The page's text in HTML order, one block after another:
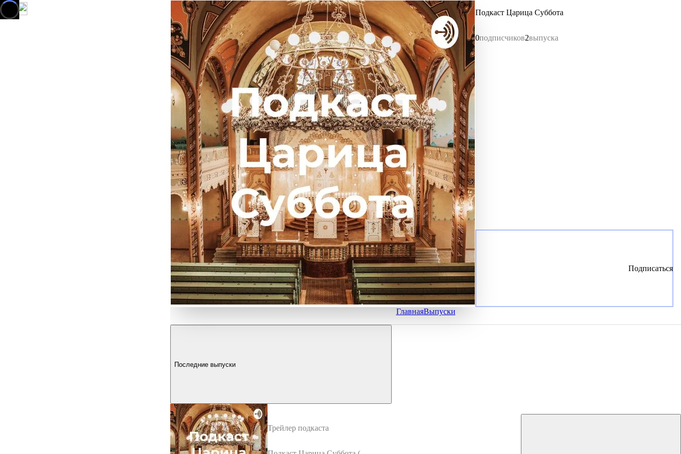
Подкаст Царица Суббота
0подписчиков2выпуска
Подписаться
ГлавнаяВыпуски
Последние выпуски
Трейлер подкаста